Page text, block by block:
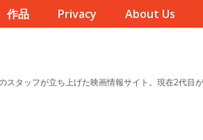
作品 Privacy About Us
タッフが立ち上げた映画情報サイト。現在2代目